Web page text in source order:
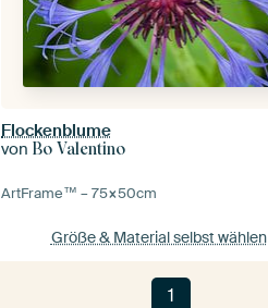
Flockenblume
vonBo Valentino
ArtFrame™ –75×50cm
Größe & Material selbst wählen
1